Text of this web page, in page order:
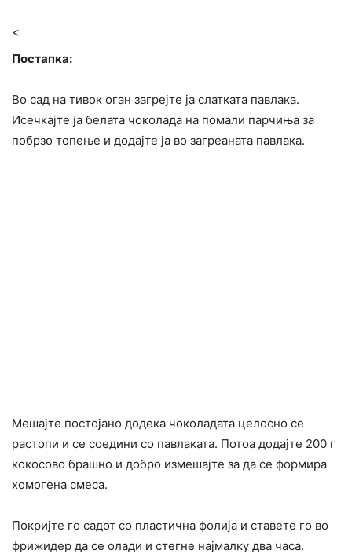
<
Постапка:
Во сад на тивок оган загрејте ја слатката павлака.
Исечкајте ја белата чоколада на помали парчиња за
побрзо топење и додајте ја во загреаната павлака.
Мешајте постојано додека чоколадата целосно се
растопи и се соедини со павлаката. Потоа додајте 200 г
кокосово брашно и добро измешајте за да се формира
хомогена смеса.
Покријте го садот со пластична фолија и ставете го во
фрижидер да се олади и стегне најмалку два часа.